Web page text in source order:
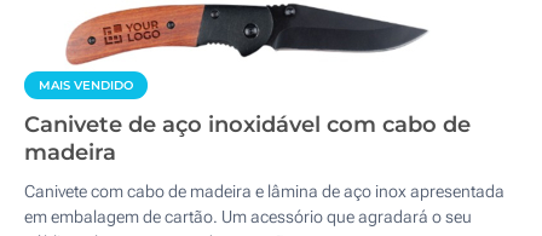
MAIS VENDIDO
Canivete de aço inoxidável com cabo de
madeira
Canivete com cabo de madeira e lâmina de aço inox apresentada
em embalagem de cartão. Um acessório que agradará o seu